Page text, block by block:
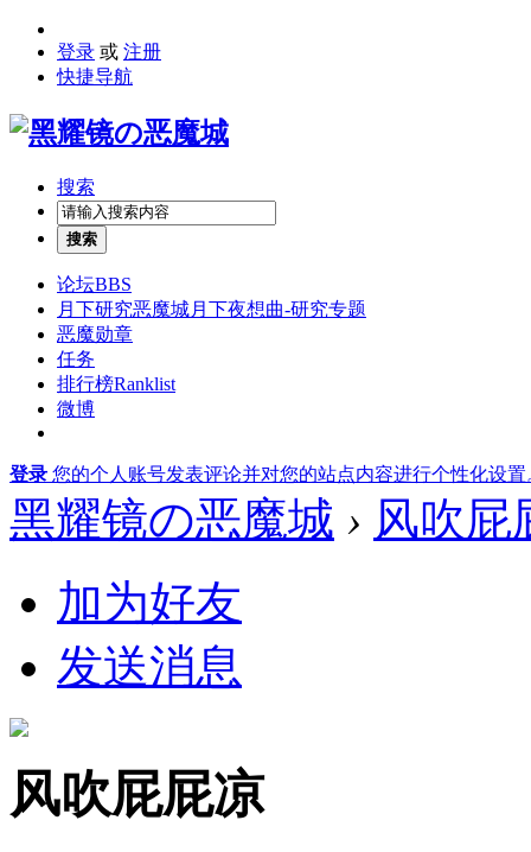
登录 或 注册
快捷导航
搜索
搜索
论坛BBS
月下研究恶魔城月下夜想曲-研究专题
恶魔勋章
任务
排行榜Ranklist
微博
登录 您的个人账号发表评论并对您的站点内容进行个性化设置
黑耀镜の恶魔城 › 风吹屁
加为好友
发送消息
风吹屁屁凉